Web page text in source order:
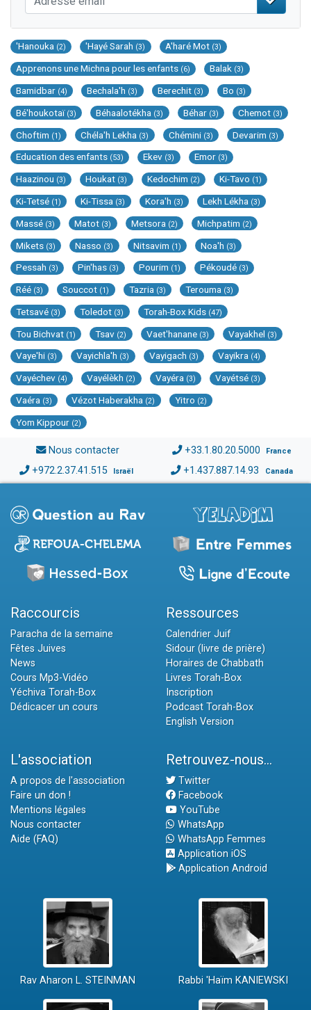
'Hanouka (2) 'Hayé Sarah (3) A'haré Mot (3)
Apprenons une Michna pour les enfants (6) Balak (3)
Bamidbar (4) Bechala'h (3) Berechit (3) Bo (3)
Bé'houkotaï (3) Béhaalotékha (3) Béhar (3) Chemot (3)
Choftim (1) Chéla'h Lekha (3) Chémini (3) Devarim (3)
Education des enfants (53) Ekev (3) Emor (3)
Haazinou (3) Houkat (3) Kedochim (2) Ki-Tavo (1)
Ki-Tetsé (1) Ki-Tissa (3) Kora'h (3) Lekh Lékha (3)
Massé (3) Matot (3) Metsora (2) Michpatim (2)
Mikets (3) Nasso (3) Nitsavim (1) Noa'h (3)
Pessah (3) Pin'has (3) Pourim (1) Pékoudé (3)
Réé (3) Souccot (1) Tazria (3) Terouma (3)
Tetsavé (3) Toledot (3) Torah-Box Kids (47)
Tou Bichvat (1) Tsav (2) Vaet'hanane (3) Vayakhel (3)
Vaye'hi (3) Vayichla'h (3) Vayigach (3) Vayikra (4)
Vayéchev (4) Vayélèkh (2) Vayéra (3) Vayétsé (3)
Vaéra (3) Vézot Haberakha (2) Yitro (2)
Yom Kippour (2)
Nous contacter +33.1.80.20.5000 France
+972.2.37.41.515 Israël +1.437.887.14.93 Canada
Raccourcis
Paracha de la semaine
Fêtes Juives
News
Cours Mp3-Vidéo
Yéchiva Torah-Box
Dédicacer un cours
Ressources
Calendrier Juif
Sidour (livre de prière)
Horaires de Chabbath
Livres Torah-Box
Inscription
Podcast Torah-Box
English Version
L'association
A propos de l'association
Faire un don !
Mentions légales
Nous contacter
Aide (FAQ)
Retrouvez-nous...
Twitter
Facebook
YouTube
WhatsApp
WhatsApp Femmes
Application iOS
Application Android
Rav Aharon L. STEINMAN Rabbi 'Haïm KANIEWSKI